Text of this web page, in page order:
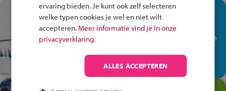
In de winkel ben je op je
plek!
Ontdek via het vmbo jouw talent
op de winkelvloer, waar elke dag
anders is!
ervaring bieden. Je kunt ook zelf selecteren
welke typen cookies je wel en niet wilt
accepteren. Meer informatie vind je in onze
privacyverklaring.
ALLES ACCEPTEREN